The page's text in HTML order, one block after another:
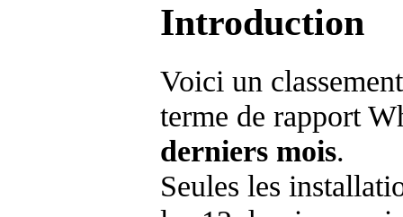
Introduction
Voici un
terme de rapport
derniers mois.
Seules les